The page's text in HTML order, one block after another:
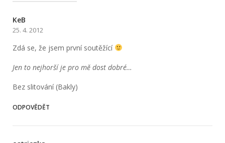
KeB
25. 4. 2012
Zdá se, že jsem první soutěžící
Jen to nejhorší je pro mě dost dobré…
Bez slitování (Bakly)
ODPOVĚDĚT